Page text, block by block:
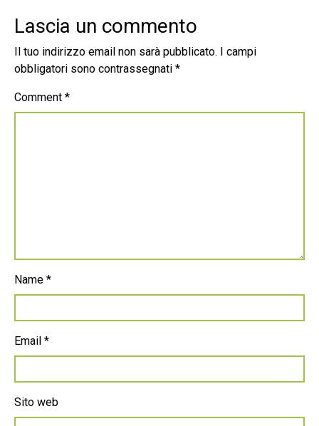
Lascia un commento
Il tuo indirizzo email non sarà pubblicato.
I campi
obbligatori sono contrassegnati *
Comment *
Name *
Email *
Sito web